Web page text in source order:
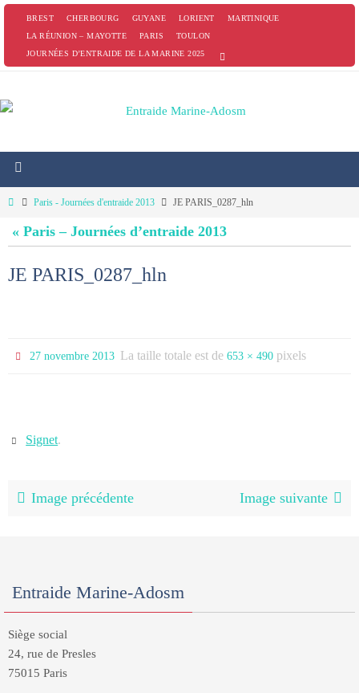
PasserBREST CHERBOURG GUYANE LORIENT
MARTINIQUE
LA RÉUNION – MAYOTTE
PARIS
TOULON
JOURNÉES D’ENTRAIDE DE LA MARINE 2025
HomeParis - Journées d'entraide 2013 JE PARIS_0287_hln
« Paris – Journées d’entraide 2013
JE PARIS_0287_hln
27 novembre 2013 La taille totale est de653 × 490 pixels
Signet.
Image précédente Image suivante
Entraide Marine-Adosm
Siège social
24, rue de Presles
75015 Paris